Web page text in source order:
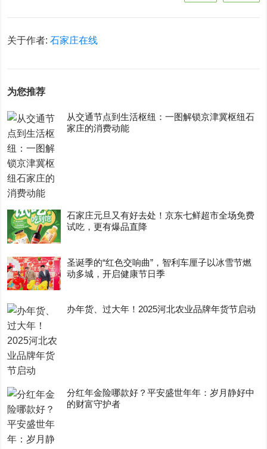
关于作者:石家庄在线
为您推荐
从交通节点到生活枢纽：一图解锁京津冀枢纽石
家庄的消费动能
石家庄元旦又有好去处！京东七鲜超市全场免费
试吃，更有爆品直降
圣诞季的“红色交响曲”，智利车厘子以冰雪节燃
动多城，开启健康节日季
办年货、过大年！2025河北农业品牌年货节启动
分红年金险哪款好？平安盛世年年：岁月静好中
的财富守护者